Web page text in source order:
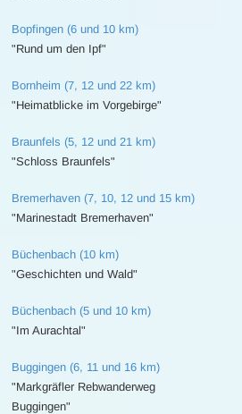
Bopfingen (6 und 10 km)
"Rund um den Ipf"
Bornheim (7, 12 und 22 km)
"Heimatblicke im Vorgebirge"
Braunfels (5, 12 und 21 km)
"Schloss Braunfels"
Bremerhaven (7, 10, 12 und 15 km)
"Marinestadt Bremerhaven"
Büchenbach (10 km)
"Geschichten und Wald"
Büchenbach (5 und 10 km)
"Im Aurachtal"
Buggingen (6, 11 und 16 km)
"Markgräfler Rebwanderweg
Buggingen"